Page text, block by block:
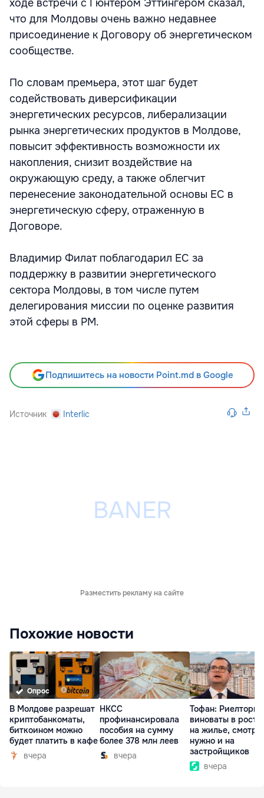
ходе встречи с Гюнтером Эттингером сказал,
что для Молдовы очень важно недавнее
присоединение к Договору об энергетическом
сообществе.
По словам премьера, этот шаг будет
содействовать диверсификации
энергетических ресурсов, либерализации
рынка энергетических продуктов в Молдове,
повысит эффективность возможности их
накопления, снизит воздействие на
окружающую среду, а также облегчит
перенесение законодательной основы ЕС в
энергетическую сферу, отраженную в
Договоре.
Владимир Филат поблагодарил ЕС за
поддержку в развитии энергетического
сектора Молдовы, в том числе путем
делегирования миссии по оценке развития
этой сферы в РМ.
Подпишитесь на новости Point.md в Google
Источник Interlic
Разместить рекламу на сайте
Похожие новости
Опрос
В Молдове разрешат
криптобанкоматы,
биткоином можно
будет платить в кафе
вчера
НКСС
профинансировала
пособия на сумму
более 378 млн леев
вчера
Тофан: Риелторы
виноваты в росте
на жилье,
нужно и на
застройщиков
вчера